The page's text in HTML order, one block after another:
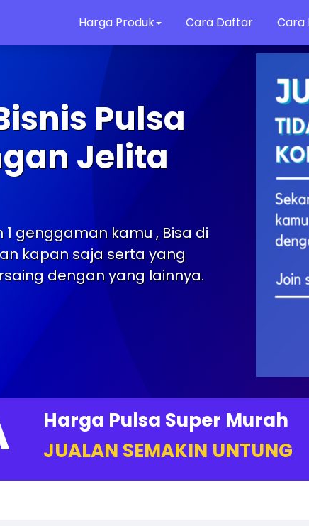
Harga Produk Cara Daftar Cara
Pulsa
Jelita
genggaman kamu , Bisa di
kapan saja serta yang
dengan yang lainnya.
Harga Pulsa Super Murah
JUALAN SEMAKIN UNTUNG